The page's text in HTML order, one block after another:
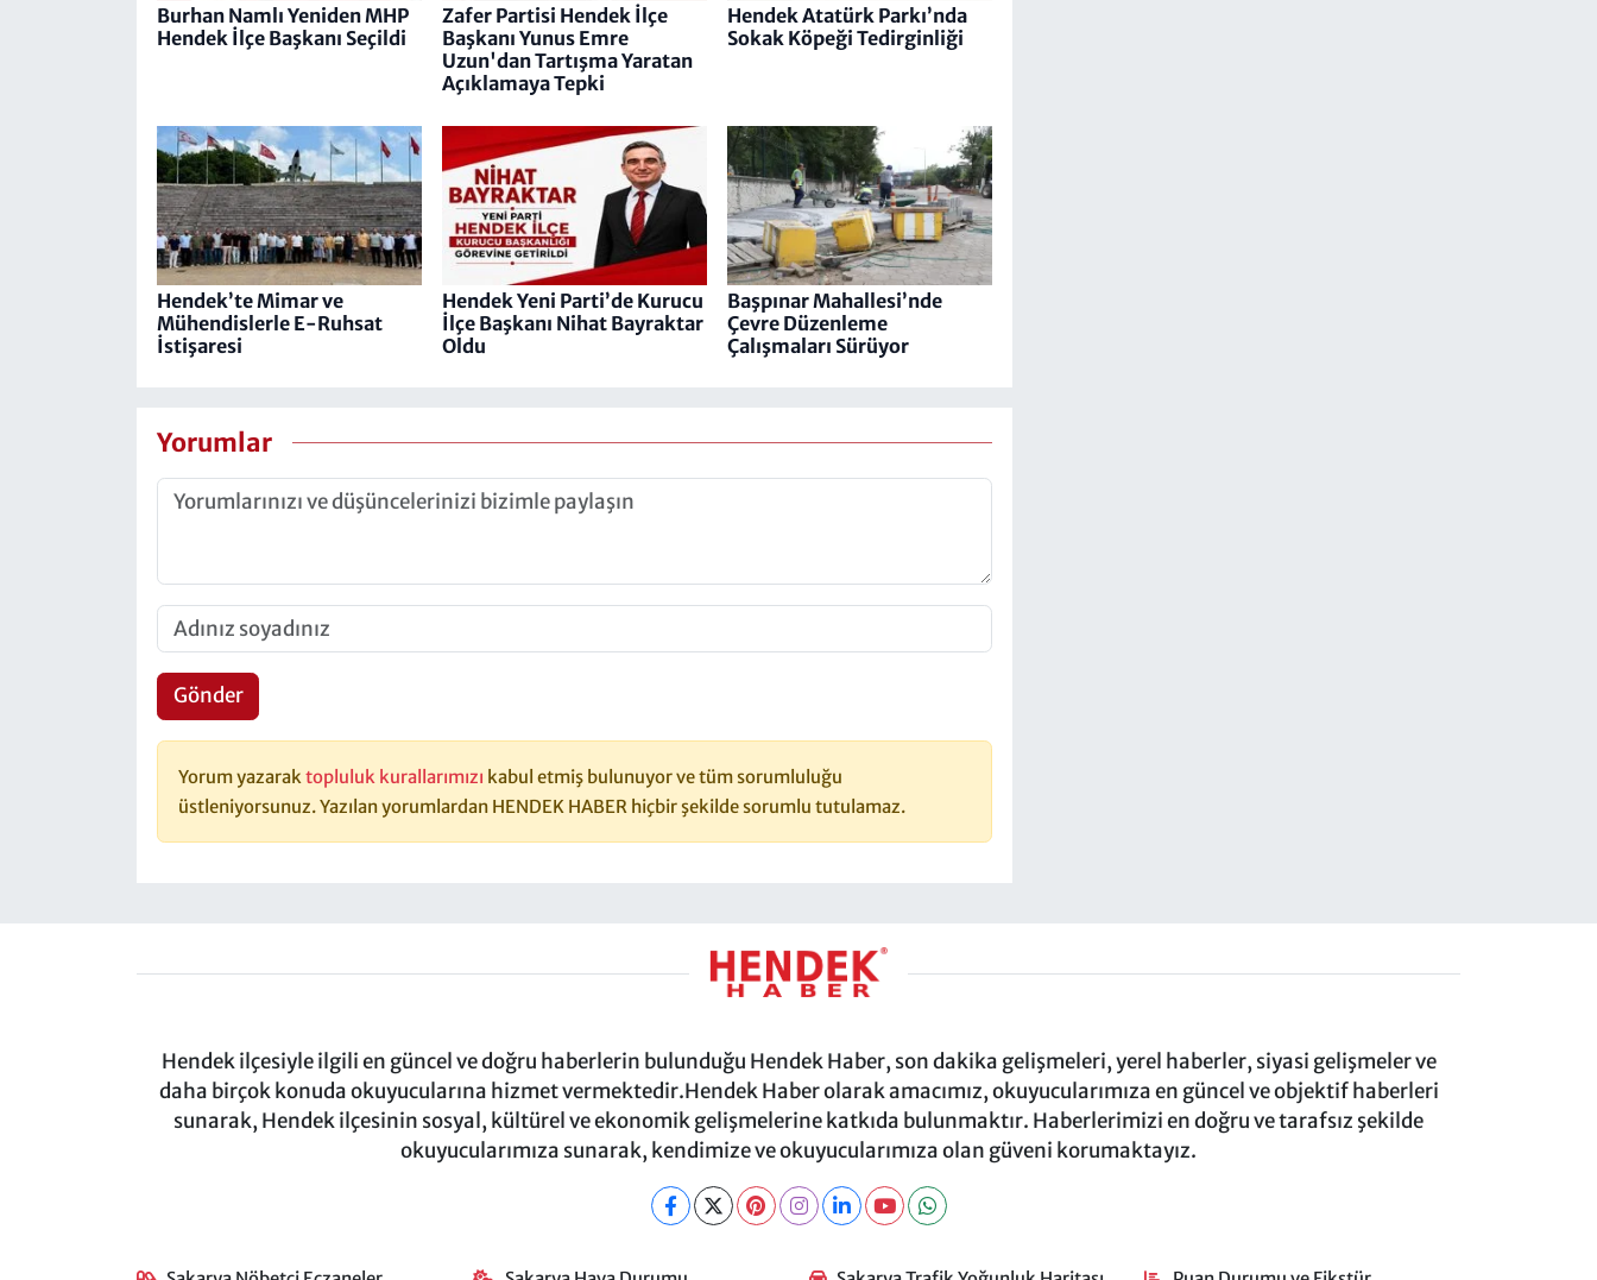
Burhan Namlı Yeniden MHP
Hendek İlçe Başkanı Seçildi
Zafer Partisi Hendek İlçe
Başkanı Yunus Emre
Uzun'dan Tartışma Yaratan
Açıklamaya Tepki
Hendek Atatürk Parkı’nda
Sokak Köpeği Tedirginliği
Hendek’te Mimar ve
Mühendislerle E-Ruhsat
İstişaresi
Hendek Yeni Parti’de Kurucu
İlçe Başkanı Nihat Bayraktar
Oldu
Başpınar Mahallesi’nde
Çevre Düzenleme
Çalışmaları Sürüyor
Yorumlar
Gönder
Yorum yazarak topluluk kurallarımızı kabul etmiş bulunuyor ve tüm sorumluluğu
üstleniyorsunuz. Yazılan yorumlardan HENDEK HABER hiçbir şekilde sorumlu tutulamaz.
Hendek ilçesiyle ilgili en güncel ve doğru haberlerin bulunduğu Hendek Haber, son dakika gelişmeleri, yerel haberler, siyasi gelişmeler ve
daha birçok konuda okuyucularına hizmet vermektedir.Hendek Haber olarak amacımız, okuyucularımıza en güncel ve objektif haberleri
sunarak, Hendek ilçesinin sosyal, kültürel ve ekonomik gelişmelerine katkıda bulunmaktır. Haberlerimizi en doğru ve tarafsız şekilde
okuyucularımıza sunarak, kendimize ve okuyucularımıza olan güveni korumaktayız.